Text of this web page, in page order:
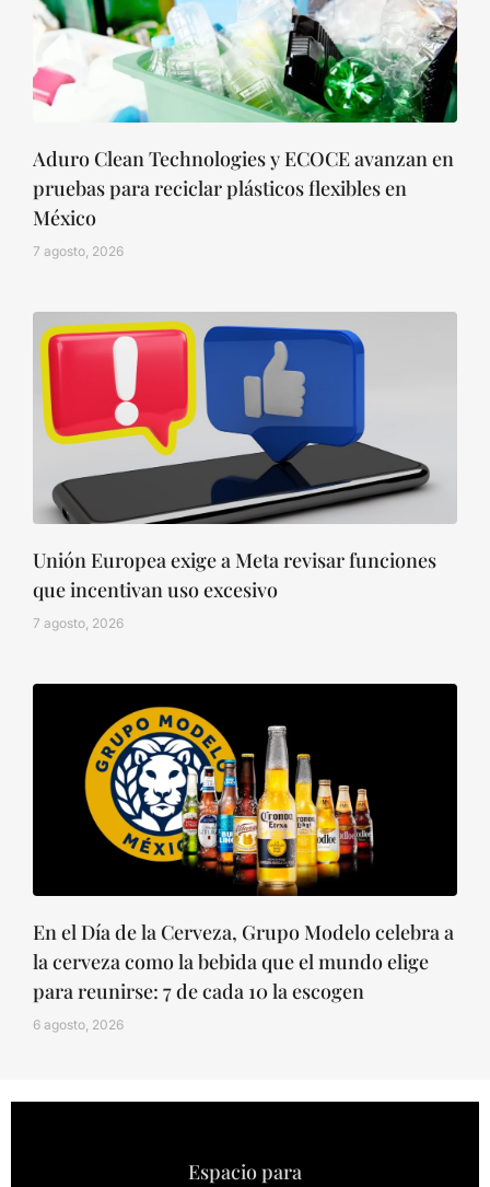
Aduro Clean Technologies y ECOCE avanzan en
pruebas para reciclar plásticos flexibles en
México
7 agosto, 2026
Unión Europea exige a Meta revisar funciones
que incentivan uso excesivo
7 agosto, 2026
En el Día de la Cerveza, Grupo Modelo celebra a
la cerveza como la bebida que el mundo elige
para reunirse: 7 de cada 10 la escogen
6 agosto, 2026
Espacio para